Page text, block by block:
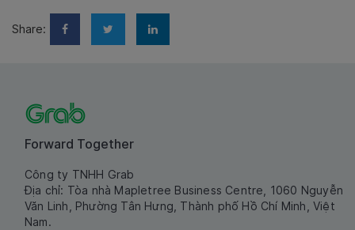
Share:
Forward Together
Công ty TNHH Grab
Địa chỉ: Tòa nhà Mapletree Business Centre, 1060 Nguyễn
Văn Linh, Phường Tân Hưng, Thành phố Hồ Chí Minh, Việt
Nam.